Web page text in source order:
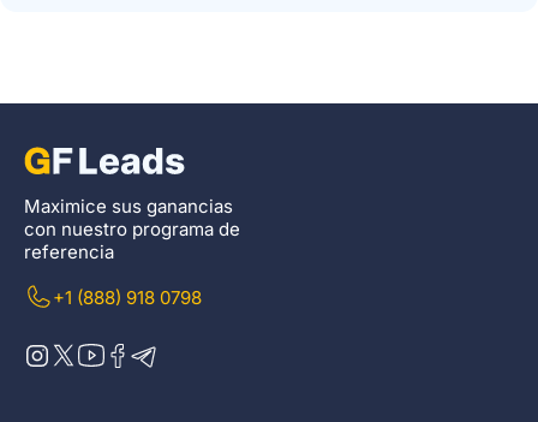
Maximice sus ganancias
con nuestro programa de
referencia
+1 (888) 918 0798